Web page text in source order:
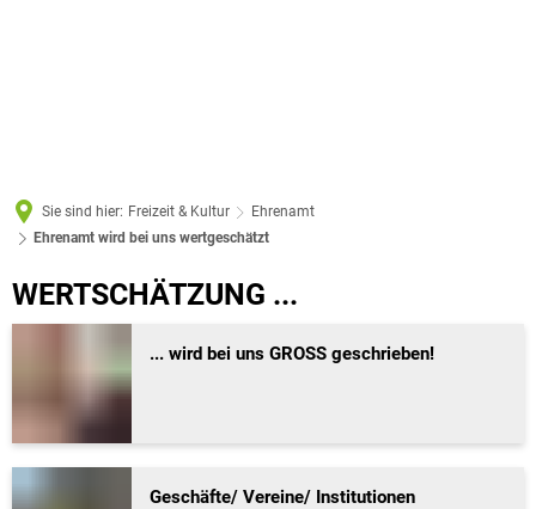
Sie sind hier: Freizeit & Kultur
Ehrenamt
Ehrenamt wird bei uns wertgeschätzt
Ehrenamt
uns
wertgeschätzt
WERTSCHÄTZUNG ...
... wird bei uns GROSS geschrieben!
Geschäfte/ Vereine/ Institutionen